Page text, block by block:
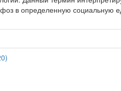
в определенную социальную